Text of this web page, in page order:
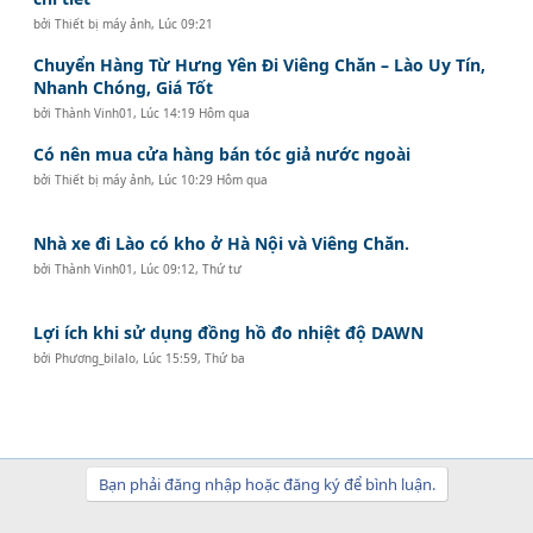
bởiThiết bị máy ảnh, Lúc 09:21
Chuyển Hàng Từ Hưng Yên Đi Viêng Chăn – Lào Uy Tín,
Nhanh Chóng, Giá Tốt
bởiThành Vinh01 , Lúc 14:19 Hôm qua
Có nên mua cửa hàng bán tóc giả nước ngoài
bởiThiết bị máy ảnh, Lúc 10:29 Hôm qua
Nhà xe đi Lào có kho ở Hà Nội và Viêng Chăn.
bởiThành Vinh01 , Lúc 09:12, Thứ tư
Lợi ích khi sử dụng đồng hồ đo nhiệt độ DAWN
bởi Phương_bilalo, Lúc 15:59, Thứ ba
Bạn phải đăng nhập hoặc đăng ký để bình luận.